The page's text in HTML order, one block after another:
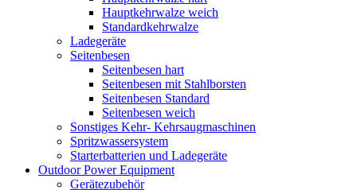
Hauptkehrwalze weich
Standardkehrwalze
Ladegeräte
Seitenbesen
Seitenbesen hart
Seitenbesen mit Stahlborsten
Seitenbesen Standard
Seitenbesen weich
Sonstiges Kehr- Kehrsaugmaschinen
Spritzwassersystem
Starterbatterien und Ladegeräte
Outdoor Power Equipment
Gerätezubehör